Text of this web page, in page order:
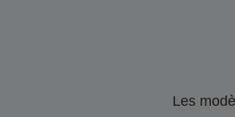
Les